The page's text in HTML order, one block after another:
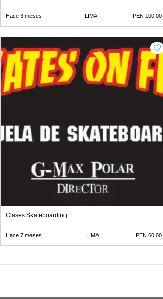
Hace 3 meses LIMA PEN 100.00
Clases Skateboarding
Hace 7 meses LIMA PEN 60.00